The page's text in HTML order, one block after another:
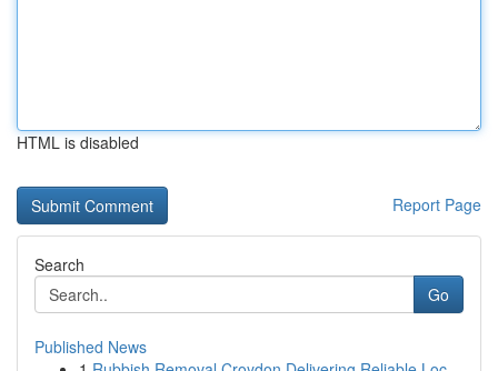
HTML is disabled
Report Page
Search
Go
Published News